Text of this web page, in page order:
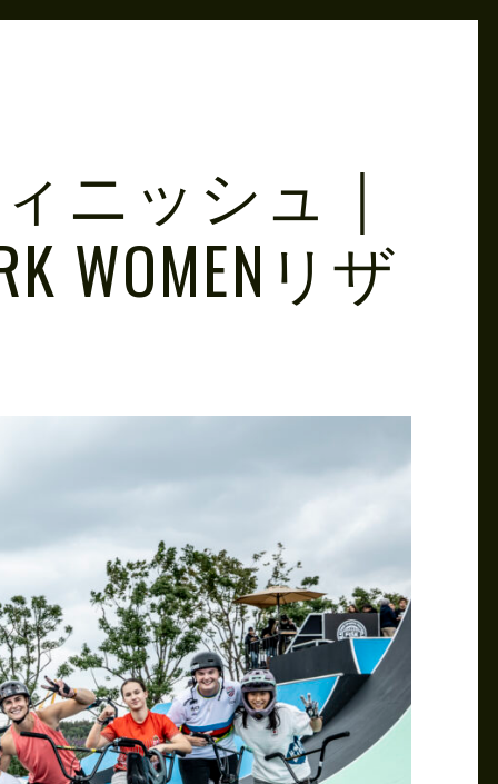
ニッシュ｜
WOMENリザ